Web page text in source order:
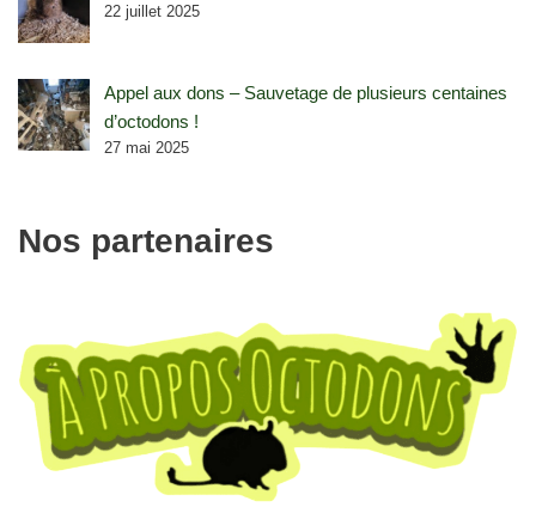
22 juillet 2025
Appel aux dons – Sauvetage de plusieurs centaines
d’octodons !
27 mai 2025
Nos partenaires